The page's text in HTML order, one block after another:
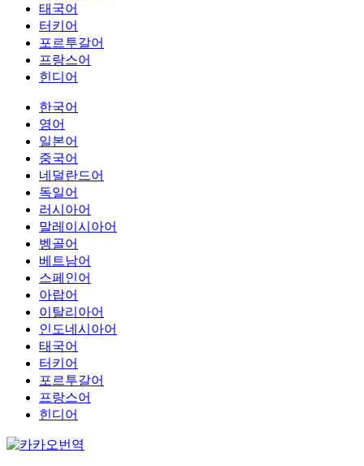
태국어
터키어
포르투갈어
프랑스어
힌디어
한국어
영어
일본어
중국어
네덜란드어
독일어
러시아어
말레이시아어
벵골어
베트남어
스페인어
아랍어
이탈리아어
인도네시아어
태국어
터키어
포르투갈어
프랑스어
힌디어